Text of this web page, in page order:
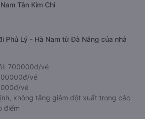
Tân Kim Chi
Phủ Lý - Hà Nam từ Đà Nẵng của nhà
700000đ/vé
vé
vé
không tăng giảm đột xuất trong các
điểm